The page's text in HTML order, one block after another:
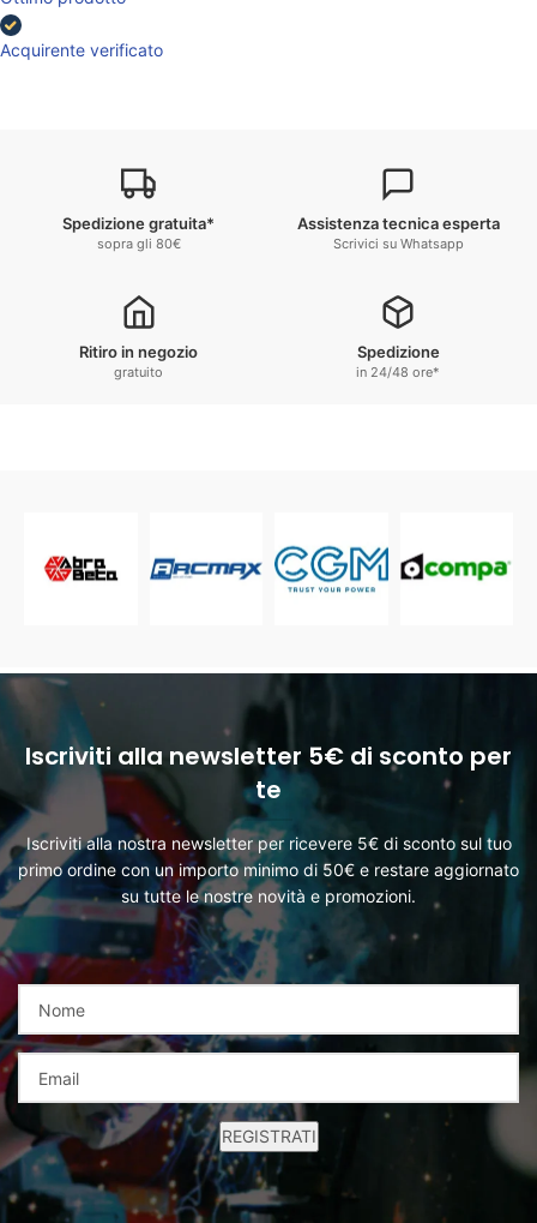
Acquirente verificato
Spedizione gratuita*
sopra gli 80€
Assistenza tecnica esperta
Scrivici su Whatsapp
Ritiro in negozio
gratuito
Spedizione
in 24/48 ore*
Iscriviti alla newsletter 5€ di sconto per
te
Iscriviti alla nostra newsletter per ricevere 5€ di sconto sul tuo
primo ordine con un importo minimo di 50€ e restare aggiornato
su tutte le nostre novità e promozioni.